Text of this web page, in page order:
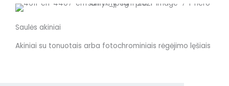
Saulės akiniai
Akiniai su tonuotais arba fotochrominiais rėgėjimo lęšiais